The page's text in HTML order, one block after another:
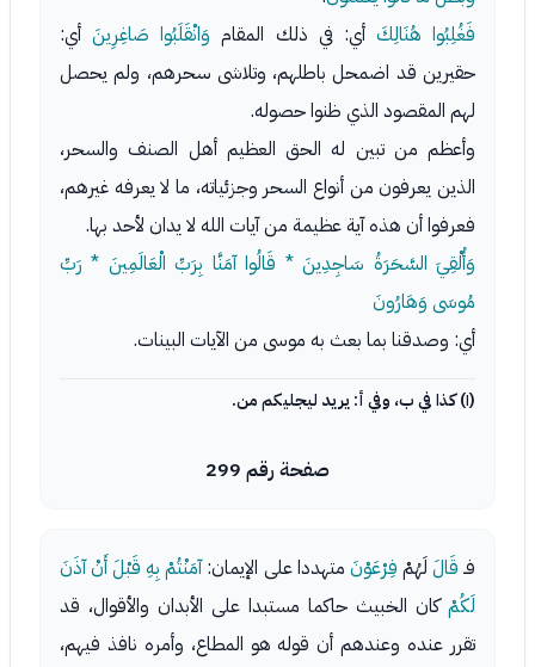
فَغُلِبُوا هُنَالِكَ أي: في ذلك المقام وَانْقَلَبُوا صَاغِرِينَأي:
حقيرين قد اضمحل باطلهم، وتلاشى سحرهم، ولم يحصل
لهم المقصود الذي ظنوا حصوله.
وأعظم من تبين له الحق العظيم أهل الصنف والسحر،
الذين يعرفون من أنواع السحر وجزئياته، ما لا يعرفه غيرهم،
فعرفوا أن هذه آية عظيمة من آيات الله لا يدان لأحد بها.
وَأُلْقِيَ السَّحَرَةُ سَاجِدِينَ * قَالُوا آمَنَّا بِرَبِّ الْعَالَمِينَ * رَبِّ
مُوسَى وَهَارُونَ
أي: وصدقنا بما بعث به موسى من الآيات البينات.
(١) كذا في ب، وفي أ: يريد ليجليكم من.
صفحة رقم 299
فـ قَالَ لَهُمْ فِرْعَوْنَ متهددا على الإيمان:آمَنْتُمْ بِهِ قَبْلَ أَنْ آذَنَ
لَكُمْ كان الخبيث حاكما مستبدا على الأبدان والأقوال، قد
تقرر عنده وعندهم أن قوله هو المطاع، وأمره نافذ فيهم،